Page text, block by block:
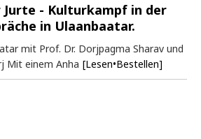
- Kulturkampf in der
in Ulaanbaatar.
mit Prof. Dr. Dorjpagma Sharav und
Mit einem Anha [Lesen•Bestellen]